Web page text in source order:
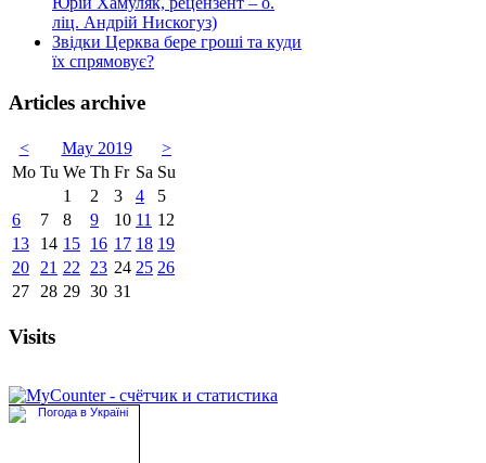
ліц. Андрій Нискогуз)
Звідки Церква бере гроші та куди
їх спрямовує?
Articles archive
< May 2019
>
Mo Tu We Th Fr Sa Su
1
2 3 4
5
6
7 8 9 10 11 12
13
14 15 16 17 18 19
20
21 22 23 24 25 26
27
28 29 30 31
Visits